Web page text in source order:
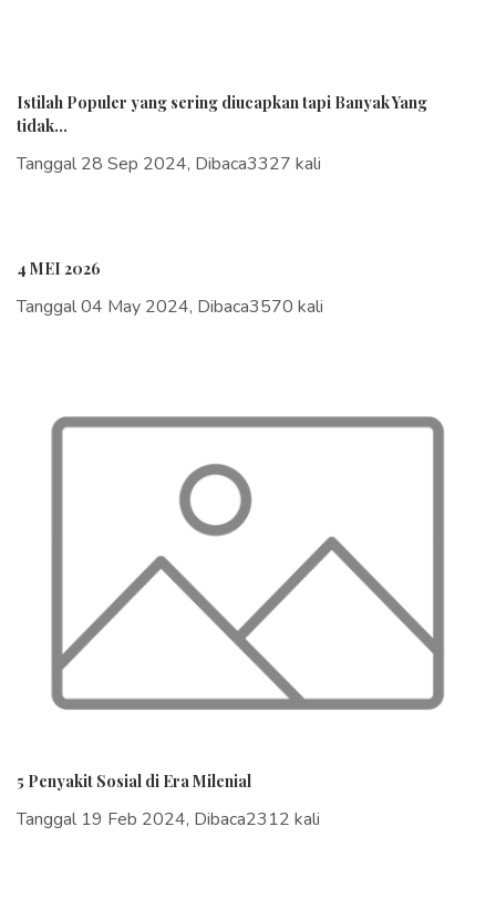
Istilah Populer yang sering diucapkan tapi Banyak Yang
tidak...
Tanggal 28 Sep 2024, Dibaca3327 kali
4 MEI 2026
Tanggal 04 May 2024, Dibaca3570 kali
5 Penyakit Sosial di Era Milenial
Tanggal 19 Feb 2024, Dibaca2312 kali